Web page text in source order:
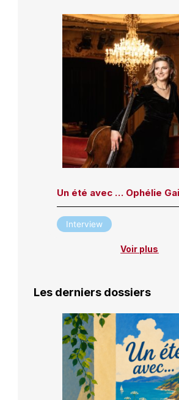
Un été avec … Ophélie
Interview
Voir plus
Les derniers dossiers